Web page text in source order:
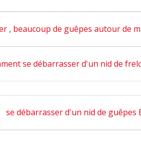
, beaucoup de guêpes autour de
se débarrasser d'un nid de
se débarrasser d'un nid de guêpes